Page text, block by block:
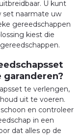
U kunt
set naarmate uw
gereedschappen
kiest die
garanderen?
te verlengen,
uit te voeren.
en controleer
in een
dat alles op de